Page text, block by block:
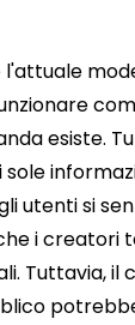
l'attuale
esiste.
utenti si
i creatori
Tuttavia, il